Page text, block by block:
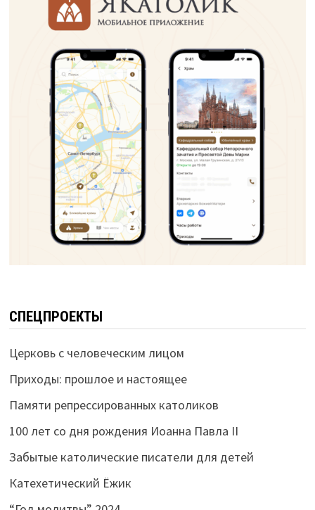
СПЕЦПРОЕКТЫ
Церковь с человеческим лицом
Приходы: прошлое и настоящее
Памяти репрессированных католиков
100 лет со дня рождения Иоанна Павла II
Забытые католические писатели для детей
Катехетический Ёжик